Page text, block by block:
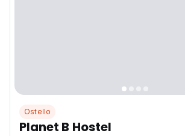
Ostello
Planet B Hostel